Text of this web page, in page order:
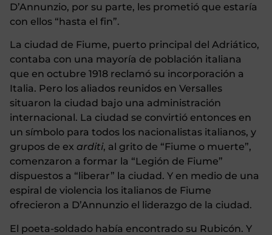
D’Annunzio, por su parte, les prometió que estaría
con ellos “hasta el fin”.
La ciudad de Fiume, puerto principal del Adriático,
contaba con una mayoría de población italiana
que en octubre 1918 reclamó su incorporación a
Italia. Pero los aliados reunidos en Versalles
situaron la ciudad bajo una administración
internacional. La ciudad se convirtió entonces en
un símbolo para todos los nacionalistas italianos, y
grupos de ex arditi, al grito de “Fiume o muerte”,
comenzaron a formar la “Legión de Fiume”
dispuestos a “liberar” la ciudad. Y en medio de una
espiral de violencia los italianos de Fiume
ofrecieron a D’Annunzio el liderazgo de la ciudad.
El poeta-soldado había encontrado su Rubicón. Y